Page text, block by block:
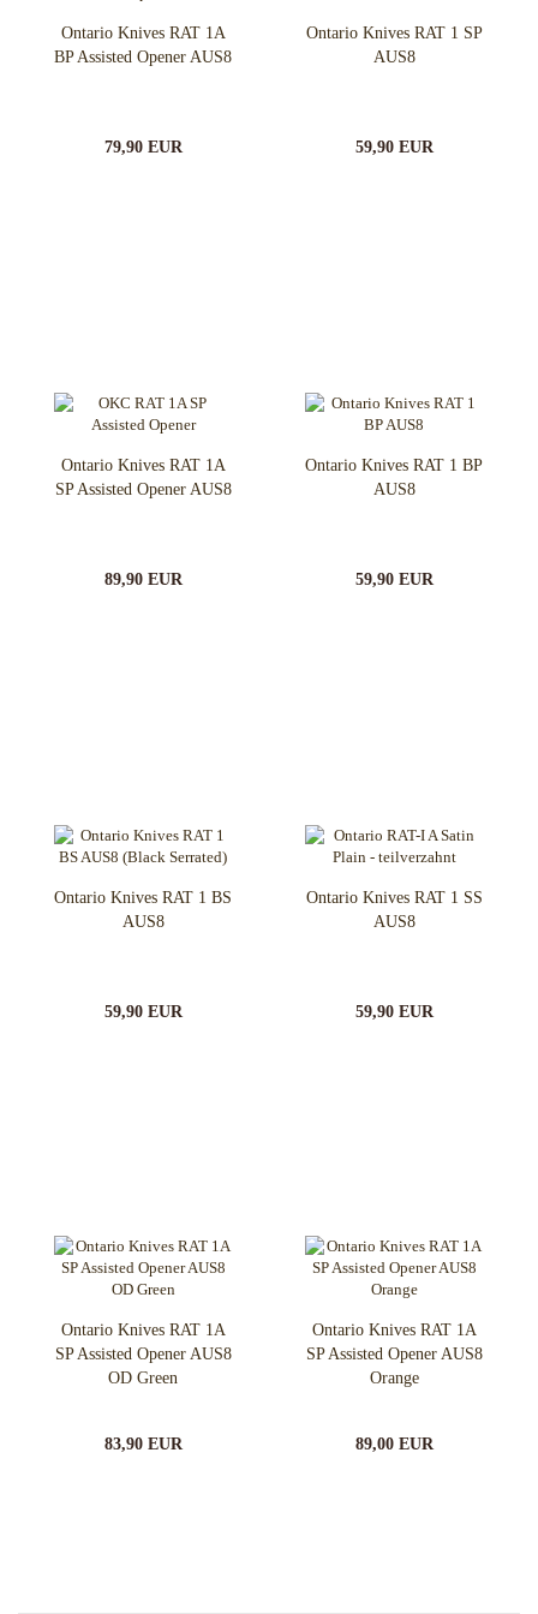
Ontario Knives RAT 1A
BP Assisted Opener AUS8
79,90 EUR
Ontario Knives RAT 1 SP
AUS8
59,90 EUR
Ontario Knives RAT 1A
SP Assisted Opener AUS8
89,90 EUR
Ontario Knives RAT 1 BP
AUS8
59,90 EUR
Ontario Knives RAT 1 BS
AUS8
59,90 EUR
Ontario Knives RAT 1 SS
AUS8
59,90 EUR
Ontario Knives RAT 1A
SP Assisted Opener AUS8
OD Green
83,90 EUR
Ontario Knives RAT 1A
SP Assisted Opener AUS8
Orange
89,00 EUR